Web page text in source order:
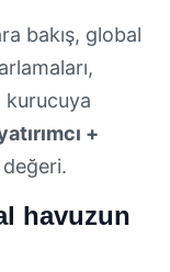
bakış, global
kurucuya
+
havuzun